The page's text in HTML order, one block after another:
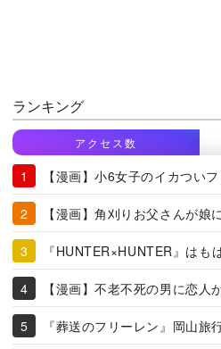
ランキング
アクセス数
【漫画】小6女子のイカつい
【漫画】角刈りお父さんが娘
『HUNTER×HUNTER』はも
【漫画】不老不死の男に恋人
『葬送のフリーレン』岡山旅